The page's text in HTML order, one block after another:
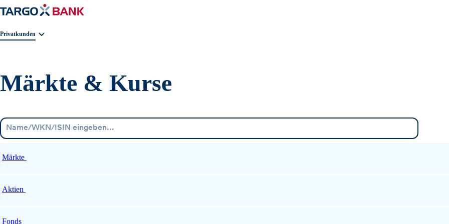
Geschäftsbereichnavigation. Aktuelle Auswahl:
Privatkunden
Märkte & Kurse
Märkte
Aktien
Fonds